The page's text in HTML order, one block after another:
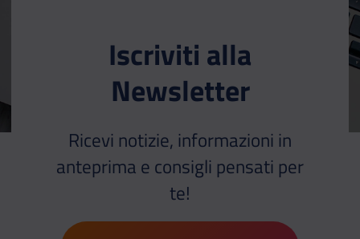
Iscriviti alla
Newsletter
Ricevi notizie, informazioni in
anteprima e consigli pensati per
te!